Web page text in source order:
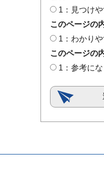
1：見つけ
このページの
1：わかり
このページの
1：参考にな